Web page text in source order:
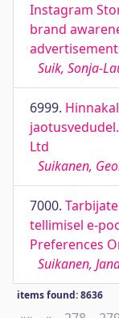
Instagram
brand
Suik, Sonja-
6999.
Ltd
Suikanen,
7000.
tellimisel e-
Preferences
Suikanen,
items found: 8636